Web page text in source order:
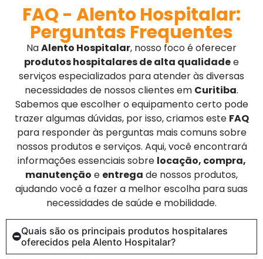
FAQ - Alento Hospitalar:
Perguntas Frequentes
NaAlento Hospitalar, nosso foco é oferecer
produtos hospitalares de alta qualidadee
serviços especializados para atender às diversas
necessidades de nossos clientes em Curitiba.
Sabemos que escolher o equipamento certo pode
trazer algumas dúvidas, por isso, criamos este FAQ
para responder às perguntas mais comuns sobre
nossos produtos e serviços. Aqui, você encontrará
informações essenciais sobre locação, compra,
manutenção e entrega de nossos produtos,
ajudando você a fazer a melhor escolha para suas
necessidades de saúde e mobilidade.
Quais são os principais produtos hospitalares
oferecidos pela Alento Hospitalar?